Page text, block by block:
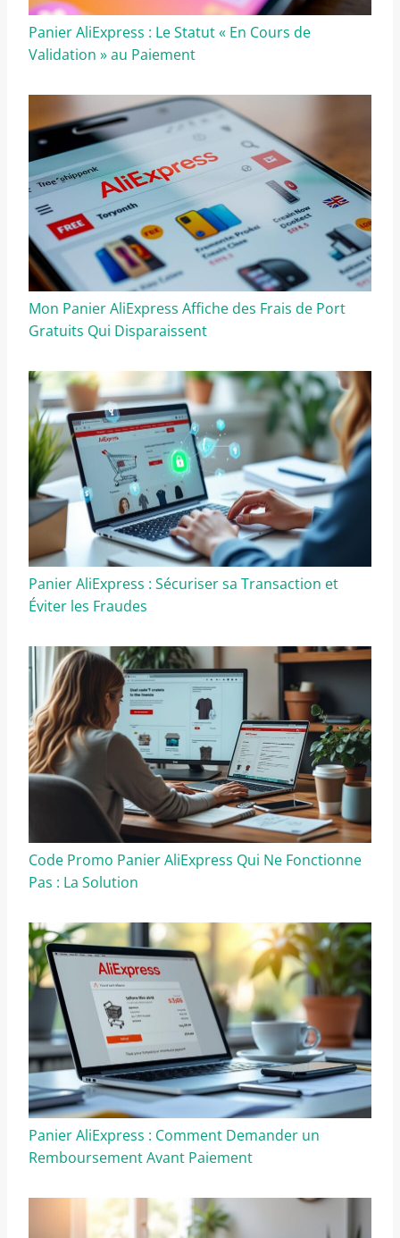
Panier AliExpress : Le Statut « En Cours de
Validation » au Paiement
Mon Panier AliExpress Affiche des Frais de Port
Gratuits Qui Disparaissent
Panier AliExpress : Sécuriser sa Transaction et
Éviter les Fraudes
Code Promo Panier AliExpress Qui Ne Fonctionne
Pas : La Solution
Panier AliExpress : Comment Demander un
Remboursement Avant Paiement